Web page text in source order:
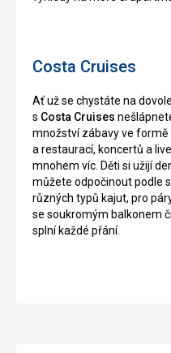
Costa Cruises
Ať už se chystáte na
s Costa Cruises
množství zábavy ve formě
a restaurací, koncertů a
mnohem víc. Děti si užijí
můžete odpočinout podle
různých typů kajut, pro
se soukromým balkonem
splní každé přání.